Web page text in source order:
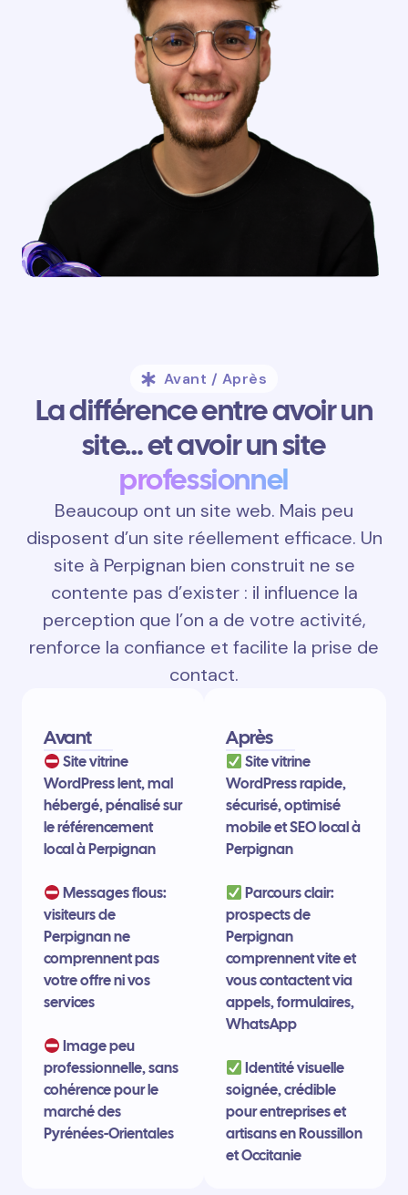
Avant / Après
La différence entre avoir un
site… et avoir un site
professionnel
Beaucoup ont un site web. Mais peu
disposent d’un site réellement efficace. Un
site à Perpignan bien construit ne se
contente pas d’exister : il influence la
perception que l’on a de votre activité,
renforce la confiance et facilite la prise de
contact.
Avant
Site vitrine
WordPress lent, mal
hébergé, pénalisé sur
le référencement
local à Perpignan
Messages flous:
visiteurs de
Perpignan ne
comprennent pas
votre offre ni vos
services
Image peu
professionnelle, sans
cohérence pour le
marché des
Pyrénées-Orientales
Après
Site vitrine
WordPress rapide,
sécurisé, optimisé
mobile et SEO local à
Perpignan
Parcours clair:
prospects de
Perpignan
comprennent vite et
vous contactent via
appels, formulaires,
WhatsApp
Identité visuelle
soignée, crédible
pour entreprises et
artisans en Roussillon
et Occitanie